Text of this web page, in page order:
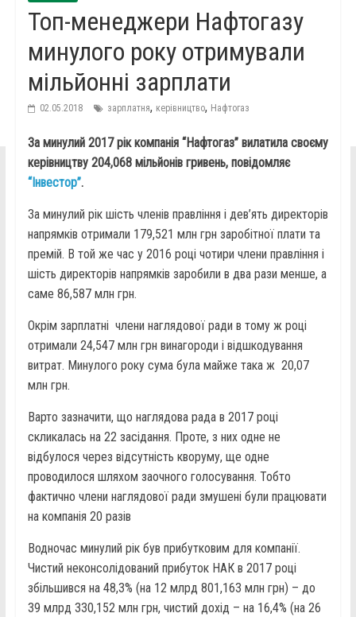
Топ-менеджери Нафтогазу
минулого року отримували
мільйонні зарплати
02.05.2018 зарплатня, керівництво, Нафтогаз
За минулий 2017 рік компанія “Нафтогаз” вилатила своєму
керівництву 204,068 мільйонів гривень, повідомляє
“Інвестор”.
За минулий рік шість членів правління і дев’ять директорів
напрямків отримали 179,521 млн грн заробітної плати та
премій. В той же час у 2016 році чотири члени правління і
шість директорів напрямків заробили в два рази менше, а
саме 86,587 млн грн.
Окрім зарплатні члени наглядової ради в тому ж році
отримали 24,547 млн грн винагороди і відшкодування
витрат. Минулого року сума була майже така ж 20,07
млн грн.
Варто зазначити, що наглядова рада в 2017 році
скликалась на 22 засідання. Проте, з них одне не
відбулося через відсутність кворуму, ще одне
проводилося шляхом заочного голосування. Тобто
фактично члени наглядової ради змушені були працювати
на компанія 20 разів
Водночас минулий рік був прибутковим для компанії.
Чистий неконсолідований прибуток НАК в 2017 році
збільшився на 48,3% (на 12 млрд 801,163 млн грн) – до
39 млрд 330,152 млн грн, чистий дохід – на 16,4% (на 26